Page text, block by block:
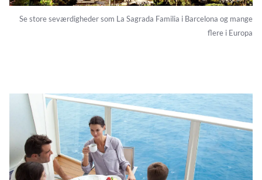
Se store seværdigheder som La Sagrada Familia i Barcelona og mange
flere i Europa